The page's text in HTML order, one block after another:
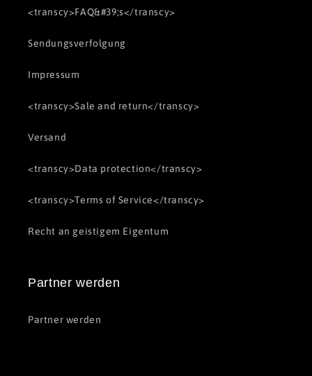
<transcy>FAQ&#39;s</transcy>
Sendungsverfolgung
Impressum
<transcy>Sale and return</transcy>
Versand
<transcy>Data protection</transcy>
<transcy>Terms of Service</transcy>
Recht an geistigem Eigentum
Partner werden
Partner werden